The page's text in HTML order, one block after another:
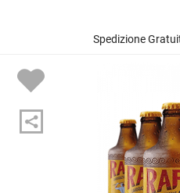
Spedizione